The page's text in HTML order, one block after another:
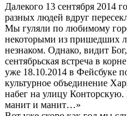
Далекого 13 сентября 2014
разных людей вдруг
Мы гуляли по любимому
некоторыми из пришедших
незнаком. Однако, видит
сентябрьская встреча в
уже 18.10.2014 в Фейсбуке
культурное объединение
набег на улицу Конторскую.
манит и манит…»